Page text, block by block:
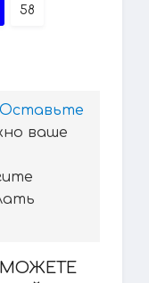
58
Оставьте
ваше